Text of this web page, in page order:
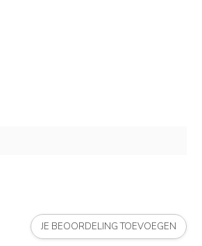
JE BEOORDELING TOEVOEGEN